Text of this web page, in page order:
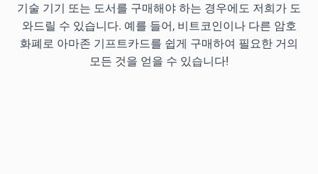
기술 기기 또는 도서를 구매해야 하는 경우에도 저희가 도
와드릴 수 있습니다. 예를 들어, 비트코인이나 다른 암호
화폐로 아마존 기프트카드를 쉽게 구매하여 필요한 거의
모든 것을 얻을 수 있습니다!